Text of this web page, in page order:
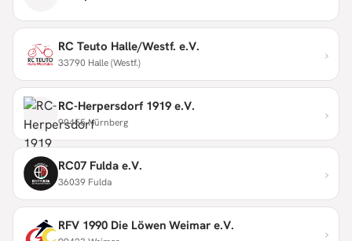
RC Teuto Halle/Westf. e.V.
33790 Halle (Westf.) ›
RC-Herpersdorf 1919 e.V.
90455 Nürnberg ›
RC07 Fulda e.V.
36039 Fulda ›
RFV 1990 Die Löwen Weimar e.V. ›